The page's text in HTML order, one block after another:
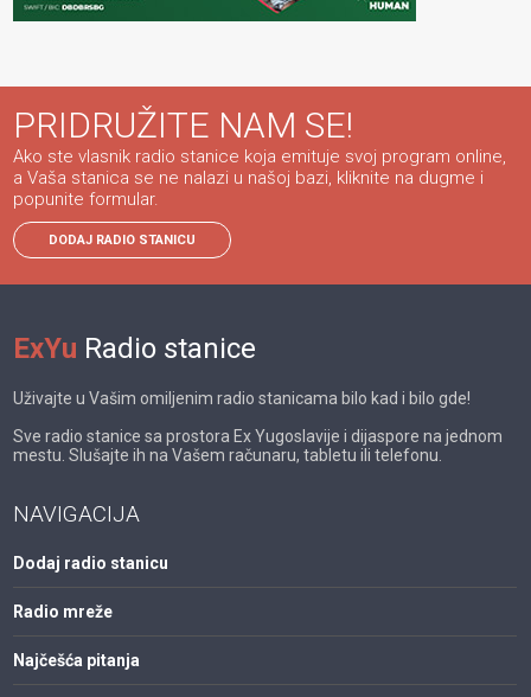
PRIDRUŽITE NAM SE!
Ako ste vlasnik radio stanice koja emituje svoj program online,
a Vaša stanica se ne nalazi u našoj bazi, kliknite na dugme i
popunite formular.
DODAJ RADIO STANICU
ExYu Radio stanice
Uživajte u Vašim omiljenim radio stanicama bilo kad i bilo gde!
Sve radio stanice sa prostora Ex Yugoslavije i dijaspore na jednom
mestu. Slušajte ih na Vašem računaru, tabletu ili telefonu.
NAVIGACIJA
Dodaj radio stanicu
Radio mreže
Najčešća pitanja